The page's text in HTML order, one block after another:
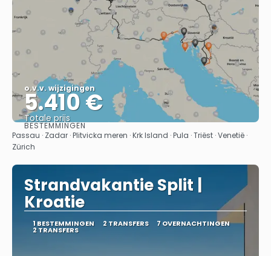
o.v.v. wijzigingen
5.410 €
Totale prijs
Bekijk
BESTEMMINGEN
Passau · Zadar · Plitvicka meren · Krk Island · Pula · Triëst · Venetië ·
Zürich
Strandvakantie Split |
Kroatie
1 BESTEMMINGEN 2 TRANSFERS 7 OVERNACHTINGEN
2 TRANSFERS